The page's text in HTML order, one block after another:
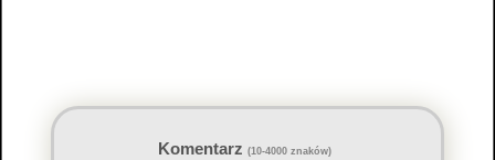
Komentarz (10-4000 znaków)